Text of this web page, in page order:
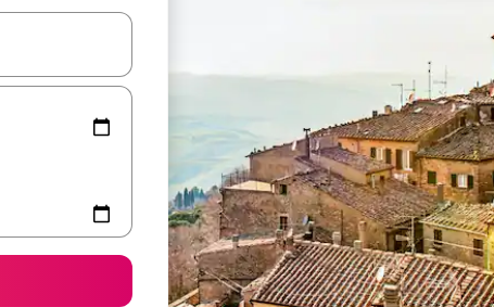
zijn, maak je een keuze met je de pijltjestoetsen omhoog en